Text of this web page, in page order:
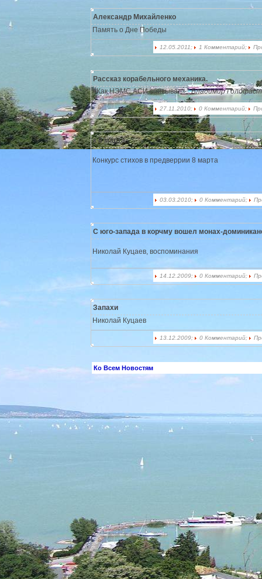
Александр Михайленко
Память о Дне Победы
12.05.2011; 1 Комментарий;
Рассказ корабельного механика.
«Как НЭМС АСИ списывал».Владимир Голофаст
27.11.2010; 0 Комментарий;
к 8 марта
Конкурс стихов в предверрии 8 марта
03.03.2010; 0 Комментарий;
С юго-запада в корчму вошел монах-
Николай Куцаев, воспоминания
14.12.2009; 0 Комментарий;
Запахи
Николай Куцаев
13.12.2009; 0 Комментарий;
Ко Всем Новостям